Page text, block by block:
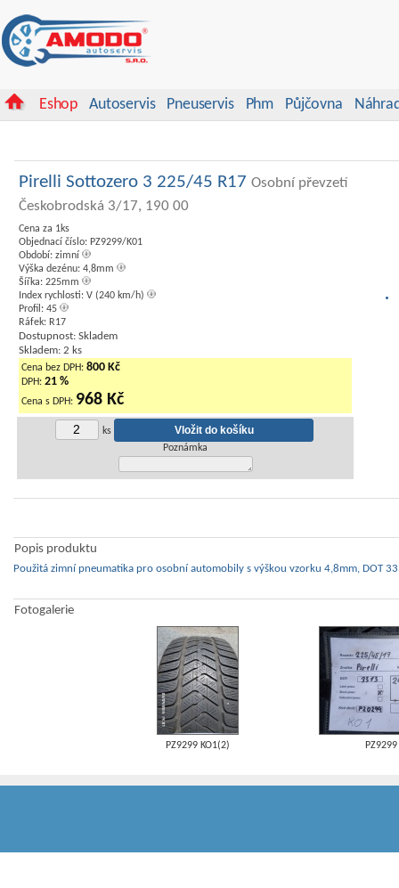
Eshop Autoservis Pneuservis Phm Půjčovna
Pirelli Sottozero 3 225/45 R17 Osobní převzetí
Českobrodská 3/17, 190 00
Cena za 1ks
Objednací číslo: PZ9299/K01
Období: zimní
Výška dezénu: 4,8mm
Šířka: 225mm
Index rychlosti: V (240 km/h)
Profil: 45
Ráfek: R17
Dostupnost: Skladem
Skladem: 2 ks
Cena bez DPH: 800 Kč
DPH: 21 %
Cena s DPH: 968 Kč
ks
Poznámka
Popis produktu
Použitá zimní pneumatika pro osobní automobily s výškou vzorku 4,8mm, DOT
Fotogalerie
PZ9299 KO1(2) PZ9299